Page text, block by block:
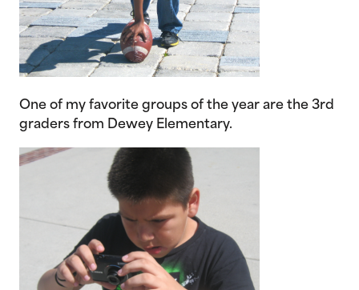
One of my favorite groups of the year are the 3rd
graders from Dewey Elementary.